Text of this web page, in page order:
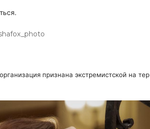
признана экстремистской на